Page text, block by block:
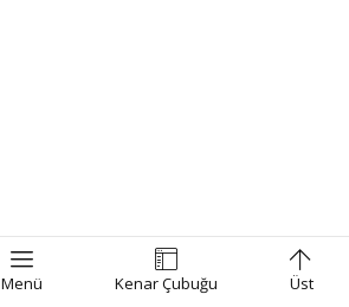
Menü Kenar Çubuğu Üst